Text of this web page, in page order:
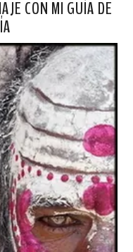
CON MI GUÍA DE